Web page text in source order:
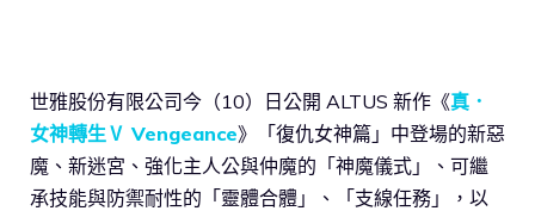
世雅股份有限公司今（10）日公開 ALTUS 新作《真．
女神轉生Ⅴ Vengeance》「復仇女神篇」中登場的新惡
魔、新迷宮、強化主人公與仲魔的「神魔儀式」、可繼
承技能與防禦耐性的「靈體合體」、「支線任務」，以